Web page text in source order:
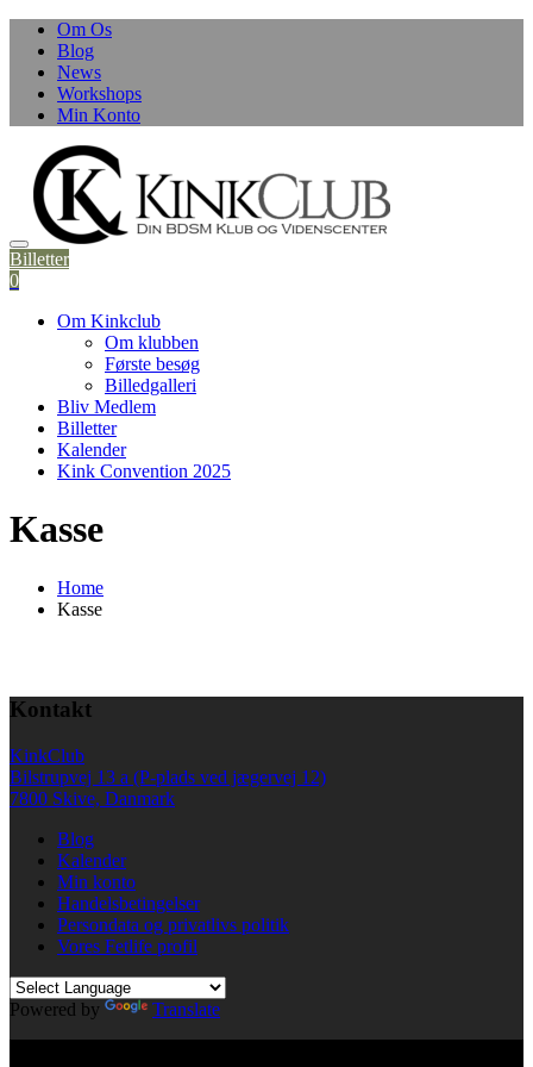
Om Os
Blog
News
Workshops
Min Konto
Billetter
0
Om Kinkclub
Om klubben
Første besøg
Billedgalleri
Bliv Medlem
Billetter
Kalender
Kink Convention 2025
Kasse
Home
Kasse
Kontakt
KinkClub
Bilstrupvej 13 a (P-plads ved jægervej 12)
7800 Skive, Danmark
Blog
Kalender
Min konto
Handelsbetingelser
Persondata og privatlivs politik
Vores Fetlife profil
Powered by
Translate